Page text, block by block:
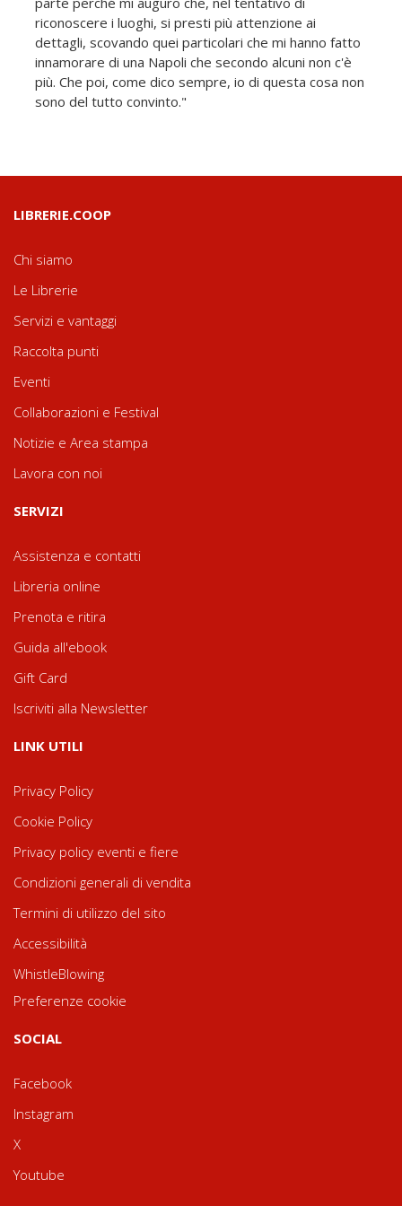
riconoscere i luoghi, si presti più attenzione ai
dettagli, scovando quei particolari che mi hanno fatto
innamorare di una Napoli che secondo alcuni non c'è
più. Che poi, come dico sempre, io di questa cosa non
sono del tutto convinto."
LIBRERIE.COOP
Chi siamo
Le Librerie
Servizi e vantaggi
Raccolta punti
Eventi
Collaborazioni e Festival
Notizie e Area stampa
Lavora con noi
SERVIZI
Assistenza e contatti
Libreria online
Prenota e ritira
Guida all'ebook
Gift Card
Iscriviti alla Newsletter
LINK UTILI
Privacy Policy
Cookie Policy
Privacy policy eventi e fiere
Condizioni generali di vendita
Termini di utilizzo del sito
Accessibilità
WhistleBlowing
Preferenze cookie
SOCIAL
Facebook
Instagram
X
Youtube